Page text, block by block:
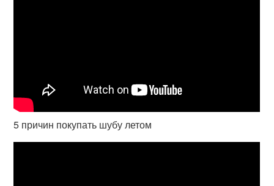
5 причин покупать шубу летом